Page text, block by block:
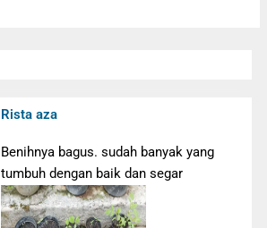
Rista aza
Benihnya bagus. sudah banyak yang
tumbuh dengan baik dan segar